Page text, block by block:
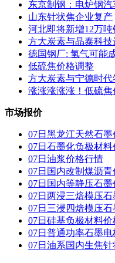
东京制钢：电炉钢
山东针状焦企业复产
河北即将新增12万吨
方大炭素与晶泰科
德国钢厂: 氢气可能
低硫焦价格调整
方大炭素与宁德时
涨涨涨涨涨！低硫焦
市场报价
07日黑龙江天然石
07日石墨化负极材
07日油浆价格行情
07日国内改制煤沥
07日国内 等静压石
07日两浸三焙模压
07日三浸四焙模压
07日硅基负极材料
07日普通功率石墨
07日油系国内生焦